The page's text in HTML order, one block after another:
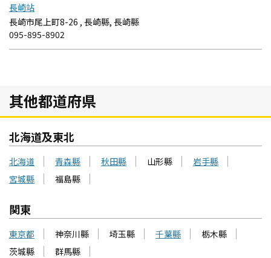
長崎站
長崎市尾上町8-26 , 長崎縣, 長崎縣
095-895-8902
其他都道府県
北海道及東北
北海道 青森縣 秋田縣 山形縣
岩手縣
宮城縣
福島縣
関東
東京都 神奈川縣 埼玉縣 千葉縣
栃木縣
茨城縣
群馬縣